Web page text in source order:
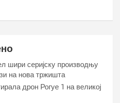
шири серијску производњу
на нова тржишта
дрон Рогуе 1 на великој